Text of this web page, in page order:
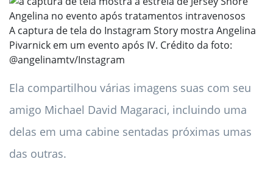
A captura de tela do Instagram Story mostra Angelina
Pivarnick em um evento após IV. Crédito da foto:
@angelinamtv/Instagram
Ela compartilhou várias imagens suas com seu
amigo Michael David Magaraci, incluindo uma
delas em uma cabine sentadas próximas umas
das outras.